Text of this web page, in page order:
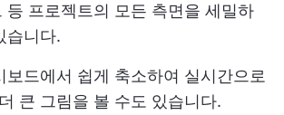
등 프로젝트의 모든 측면을 세밀하
습니다.
보드에서 쉽게 축소하여 실시간으로
큰 그림을 볼 수도 있습니다.